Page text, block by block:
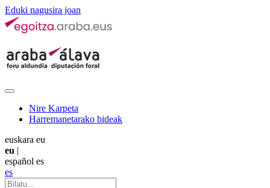
Eduki nagusira joan
Nire Karpeta
Harremanetarako bideak
euskara eu
eu |
español es
es